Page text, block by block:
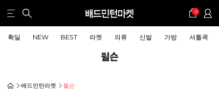
0
확딜 NEW BEST 라켓 의류 신발 가방 셔틀콕
윌슨
배드민턴라켓 윌슨